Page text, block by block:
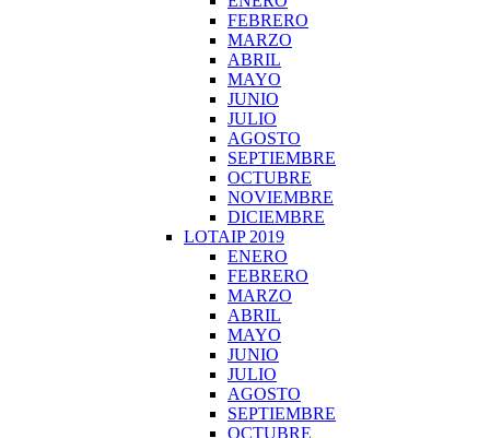
FEBRERO
MARZO
ABRIL
MAYO
JUNIO
JULIO
AGOSTO
SEPTIEMBRE
OCTUBRE
NOVIEMBRE
DICIEMBRE
LOTAIP 2019
ENERO
FEBRERO
MARZO
ABRIL
MAYO
JUNIO
JULIO
AGOSTO
SEPTIEMBRE
OCTUBRE